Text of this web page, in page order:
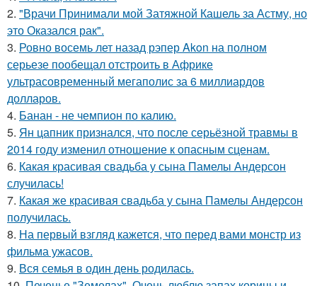
2. "Врачи Принимали мой Затяжной Кашель за Астму, но
это Оказался рак".
3. Ровно восемь лет назад рэпер Akon на полном
серьезе пообещал отстроить в Африке
ультрасовременный мегаполис за 6 миллиардов
долларов.
4. Банан - не чемпион по калию.
5. Ян цапник признался, что после серьёзной травмы в
2014 году изменил отношение к опасным сценам.
6. Какая красивая свадьба у сына Памелы Андерсон
случилась!
7. Какая же красивая свадьба у сына Памелы Андерсон
получилась.
8. На первый взгляд кажется, что перед вами монстр из
фильма ужасов.
9. Вся семья в один день родилась.